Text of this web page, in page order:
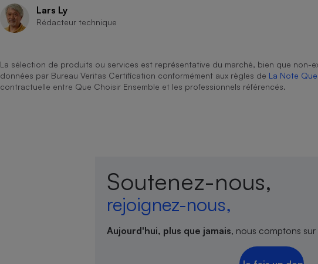
Lars Ly
Rédacteur technique
La sélection de produits ou services est représentative du marché, bien que non-
données par Bureau Veritas Certification conformément aux règles de La Note
contractuelle entre Que Choisir Ensemble et les professionnels référencés.
Soutenez-nous,
rejoignez-nous,
Aujourd'hui, plus que jamais, nous comptons